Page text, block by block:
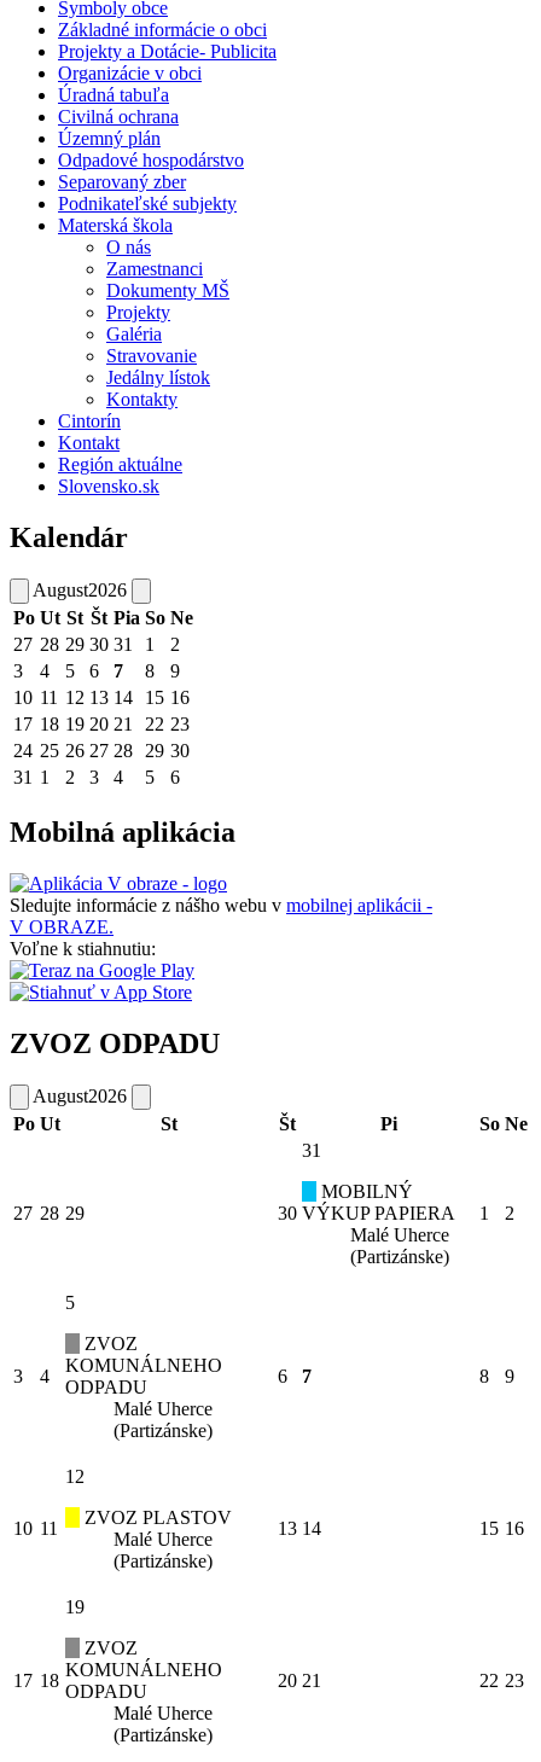
Symboly obce
Základné informácie o obci
Projekty a Dotácie- Publicita
Organizácie v obci
Úradná tabuľa
Civilná ochrana
Územný plán
Odpadové hospodárstvo
Separovaný zber
Podnikateľské subjekty
Materská škola
O nás
Zamestnanci
Dokumenty MŠ
Projekty
Galéria
Stravovanie
Jedálny lístok
Kontakty
Cintorín
Kontakt
Región aktuálne
Slovensko.sk
Kalendár
August2026
Po Ut St Št Pia So Ne
27 28 29 30 31 1
2
3
4 5 6 7 8
9
10 11 12 13 14 15 16
17 18 19 20 21 22 23
24 25 26 27 28 29 30
31 1 2 3 4 5 6
Mobilná aplikácia
Sledujte informácie z nášho webu v mobilnej aplikácii -
V OBRAZE.
Voľne k stiahnutiu:
ZVOZ ODPADU
August2026
Po Ut St Št Pi So Ne
27 28 29 30
31
MOBILNÝ
VÝKUP PAPIERA
Malé Uherce
(Partizánske)
1 2
3 4
5
ZVOZ
KOMUNÁLNEHO
ODPADU
Malé Uherce
(Partizánske)
6 7 8 9
10 11
12
ZVOZ PLASTOV
Malé Uherce
(Partizánske)
13 14 15 16
17 18
19
ZVOZ
KOMUNÁLNEHO
ODPADU
Malé Uherce
(Partizánske)
20 21 22 23